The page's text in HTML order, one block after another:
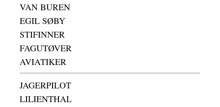
VAN BUREN
EGIL SØBY
STIFINNER
FAGUTØVER
AVIATIKER
JAGERPILOT
LILIENTHAL